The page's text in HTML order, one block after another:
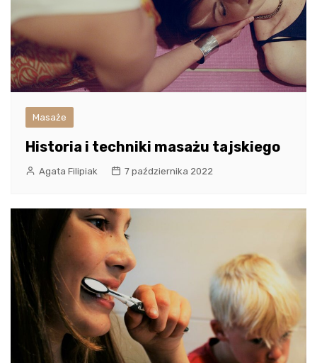
Masaże
Historia i techniki masażu tajskiego
Agata Filipiak 7 października 2022